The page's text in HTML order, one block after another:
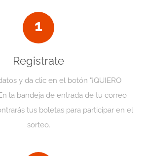
1
Registrate
y da clic en el botón "¡QUIERO
En la bandeja de entrada de tu correo
tus boletas para participar en el
sorteo.